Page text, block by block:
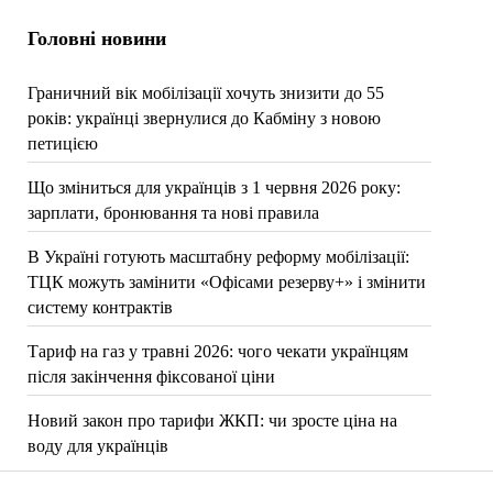
Головні новини
Граничний вік мобілізації хочуть знизити до 55
років: українці звернулися до Кабміну з новою
петицією
Що зміниться для українців з 1 червня 2026 року:
зарплати, бронювання та нові правила
В Україні готують масштабну реформу мобілізації:
ТЦК можуть замінити «Офісами резерву+» і змінити
систему контрактів
Тариф на газ у травні 2026: чого чекати українцям
після закінчення фіксованої ціни
Новий закон про тарифи ЖКП: чи зросте ціна на
воду для українців